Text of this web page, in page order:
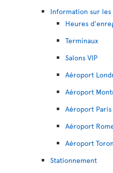
Information sur
Heures
Terminaux
Salons VIP
Aéroport
Aéroport
Aéroport
Aéroport
Aéroport
Stationnement